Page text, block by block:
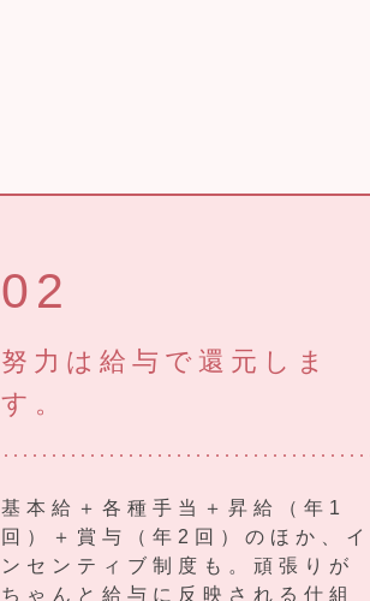
02
努力は給与で還元しま
す。
基本給＋各種手当＋昇給（年1
回）＋賞与（年2回）のほか、イ
ンセンティブ制度も。頑張りが
ちゃんと給与に反映される仕組